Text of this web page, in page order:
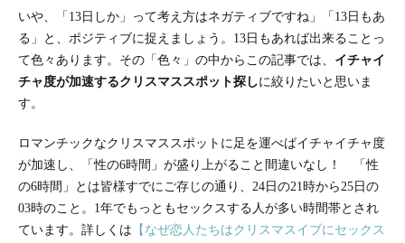
いや、「13日しか」って考え方はネガティブですね」「13日もあ
る」と、ポジティブに捉えましょう。13日もあれば出来ることっ
て色々あります。その「色々」の中からこの記事では、 イチャイ
チャ度が加速するクリスマススポット探しに絞りたいと思いま
す。
ロマンチックなクリスマススポットに足を運べばイチャイチャ度
が加速し、「性の6時間」が盛り上がること間違いなし！ 「性
の6時間」とは皆様すでにご存じの通り、24日の21時から25日の
03時のこと。1年でもっともセックスする人が多い時間帯とされ
ています。詳しくは 【なぜ恋人たちはクリスマスイブにセックス